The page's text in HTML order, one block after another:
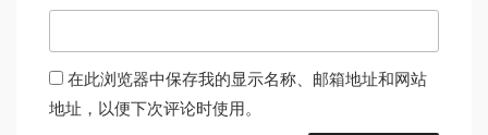
在此浏览器中保存我的显示名称、邮箱地址和网站
地址，以便下次评论时使用。